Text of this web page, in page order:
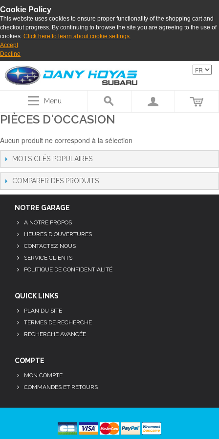
Cookie Policy
This website uses cookies to ensure proper functionality of the shopping cart and
checkout progress. By continuing to browse the site you are agreeing to the use of
cookies. Click here to learn about cookie settings.
Accept
Decline
Menu
PIÈCES D'OCCASION
Aucun produit ne correspond à la sélection
MOTS CLÉS POPULAIRES
COMPARER DES PRODUITS
NOTRE GARAGE
A NOTRE PROPOS
HEURES D'OUVERTURES
CONTACTEZ NOUS
SERVICE CLIENTS
POLITIQUE DE CONFIDENTIALITÉ
QUICK LINKS
PLAN DU SITE
TERMES DE RECHERCHE
RECHERCHE AVANCÉE
COMPTE
MON COMPTE
COMMANDES ET RETOURS